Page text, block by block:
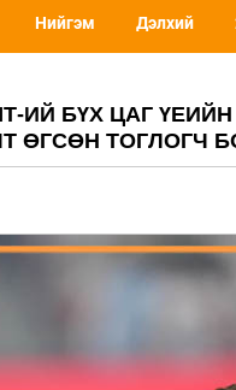
Нийгэм Дэлхий
ИЙ БҮХ ЦАГ
ӨГСӨН ТОГЛОГЧ